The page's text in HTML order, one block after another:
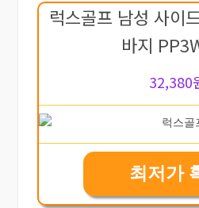
럭스골프 남성 사이
바지
32,380
최저가